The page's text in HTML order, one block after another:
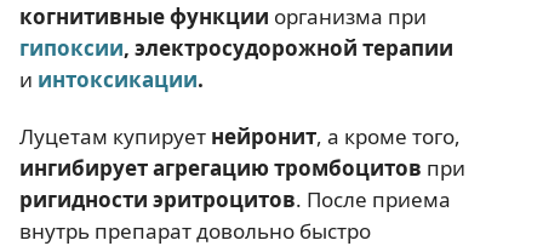
когнитивные функции организма при
гипоксии, электросудорожной терапии
и интоксикации.
Луцетам купирует нейронит, а кроме того,
ингибирует агрегацию тромбоцитов при
ригидности эритроцитов. После приема
внутрь препарат довольно быстро